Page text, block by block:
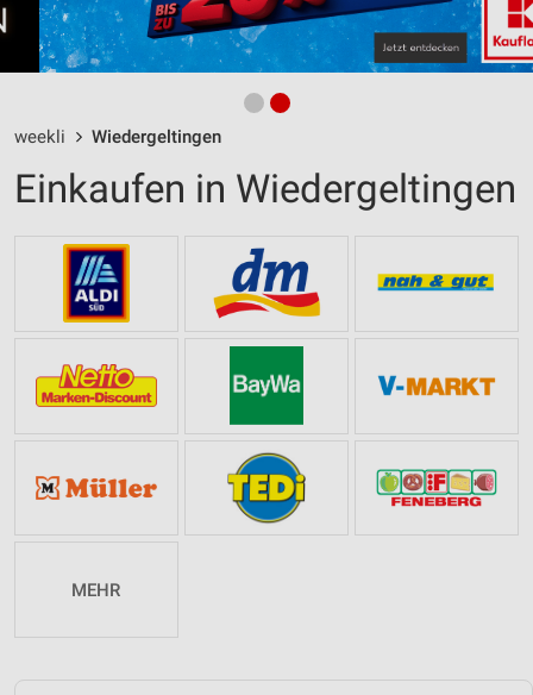
weekli Wiedergeltingen
Einkaufen in Wiedergeltingen
MEHR